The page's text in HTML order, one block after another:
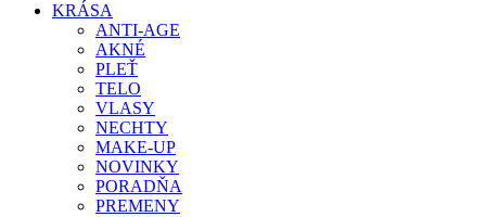
KRÁSA
ANTI-AGE
AKNÉ
PLEŤ
TELO
VLASY
NECHTY
MAKE-UP
NOVINKY
PORADŇA
PREMENY